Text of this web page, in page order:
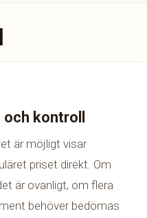
och kontroll
är möjligt visar
priset direkt. Om
är ovanligt, om flera
behöver bedömas